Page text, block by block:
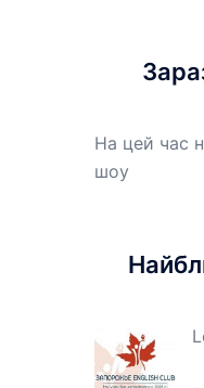
На цей час
шоу